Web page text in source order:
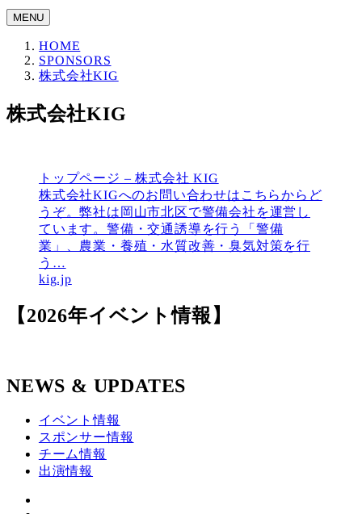
MENU
HOME
SPONSORS
株式会社KIG
株式会社KIG
トップページ – 株式会社 KIG
株式会社KIGへのお問い合わせはこちらからど
うぞ。弊社は岡山市北区で警備会社を運営し
ています。警備・交通誘導を行う「警備
業」、農業・養殖・水質改善・臭気対策を行
う…
kig.jp
【2026年イベント情報】
NEWS & UPDATES
イベント情報
スポンサー情報
チーム情報
出演情報